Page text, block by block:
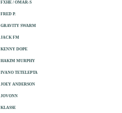
FXHE / OMAR-S
FRED P.
GRAVITY SWARM
JACK FM
KENNY DOPE
HAKIM MURPHY
IVANO TETELEPTA
JOEY ANDERSON
JOVONN
KLASSE